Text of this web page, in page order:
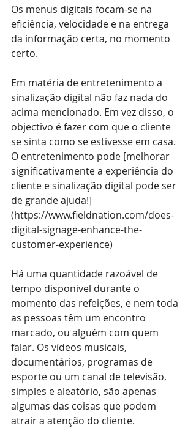
Os menus digitais focam-se na
eficiência, velocidade e na entrega
da informação certa, no momento
certo.
Em matéria de entretenimento a
sinalização digital não faz nada do
acima mencionado. Em vez disso, o
objectivo é fazer com que o cliente
se sinta como se estivesse em casa.
O entretenimento pode [melhorar
significativamente a experiência do
cliente e sinalização digital pode ser
de grande ajuda!]
(https://www.fieldnation.com/does-
digital-signage-enhance-the-
customer-experience)
Há uma quantidade razoável de
tempo disponivel durante o
momento das refeições, e nem toda
as pessoas têm um encontro
marcado, ou alguém com quem
falar. Os vídeos musicais,
documentários, programas de
esporte ou um canal de televisão,
simples e aleatório, são apenas
algumas das coisas que podem
atrair a atenção do cliente.